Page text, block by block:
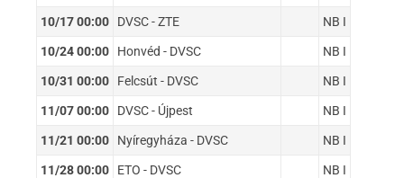
10/17 00:00 DVSC - ZTE NB I
10/24 00:00 Honvéd - DVSC NB I
10/31 00:00 Felcsút - DVSC NB I
11/07 00:00 DVSC - Újpest NB I
11/21 00:00 Nyíregyháza - DVSC NB I
11/28 00:00 ETO - DVSC NB I